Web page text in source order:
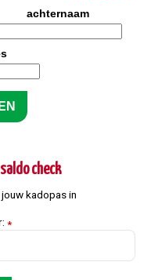
achternaam
check
kadopas in
*